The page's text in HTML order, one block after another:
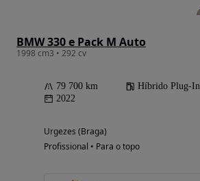
BMW 330 e Pack M Auto
1998 cm3 • 292 cv
79 700 km Híbrido Plug-In
2022
Urgezes (Braga)
Profissional • Para o topo